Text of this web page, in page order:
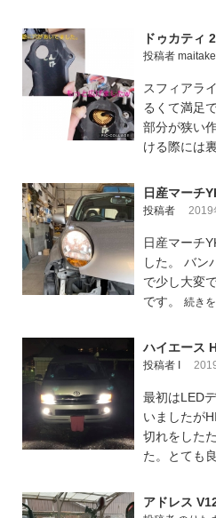
ドゥカティ
投稿者 maitake
スフィアラ
るくて満足
部分が狭い
ける際には
日産マーチ
投稿者 2019
日産マーチ
した。 バン
で少し大変
です。 続き
ハイエース
投稿者 I
最初はLED
いましたが
切れをした
た。とても
アドレス